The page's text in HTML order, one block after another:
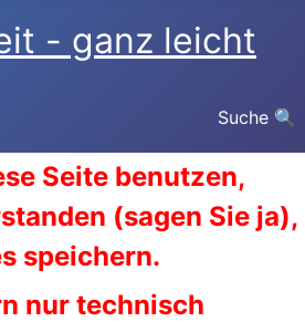
- ganz leicht
Suche 🔍
Seite benutzen,
(sagen Sie ja),
speichern.
nur technisch